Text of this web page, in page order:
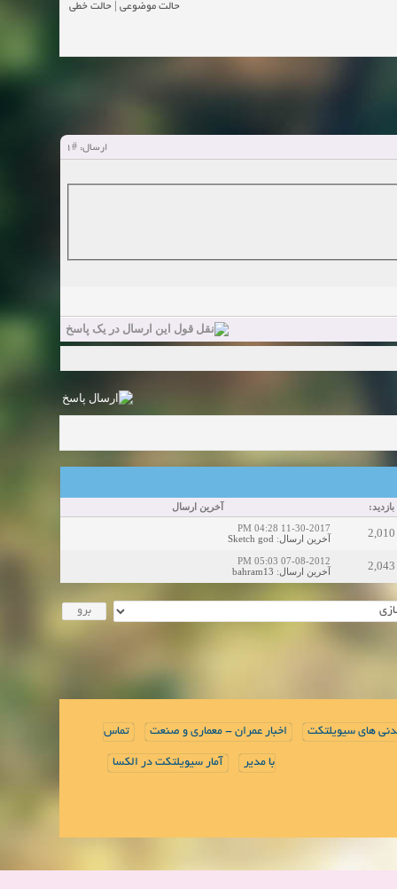
حالت موضوعی| حالت خطی
ارسال:#1
بازدید: آخرین ارسال
2,010
11-30-2017 04:28 PM
آخرین ارسال:
Sketch god
2,043
07-08-2012 05:03 PM
آخرین ارسال:
bahram13
های سیویلتکت اخبار عمران - معماری و صنعت تماس
با مدیر آمار سیویلتکت در الکسا